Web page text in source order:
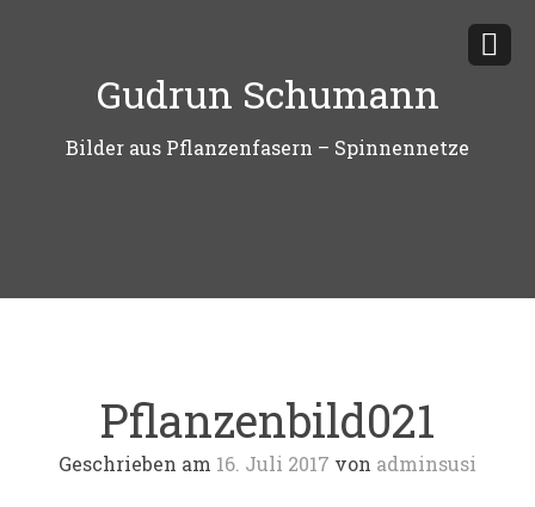
Gudrun Schumann
Bilder aus Pflanzenfasern – Spinnennetze
Pflanzenbild021
Geschrieben am 16. Juli 2017 von adminsusi